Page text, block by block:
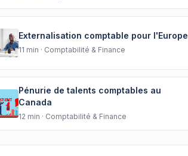
Externalisation comptable pour l'Europe
11 min · Comptabilité & Finance
Pénurie de talents comptables au
Canada
12 min · Comptabilité & Finance